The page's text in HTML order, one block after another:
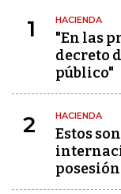
1 HACIENDA
"En las
decreto
público"
2 HACIENDA
Estos